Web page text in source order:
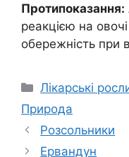
Протипоказання:
реакцією на
обережність при
Категорії
Лікарські
Природа
Розсольники
Ервандун